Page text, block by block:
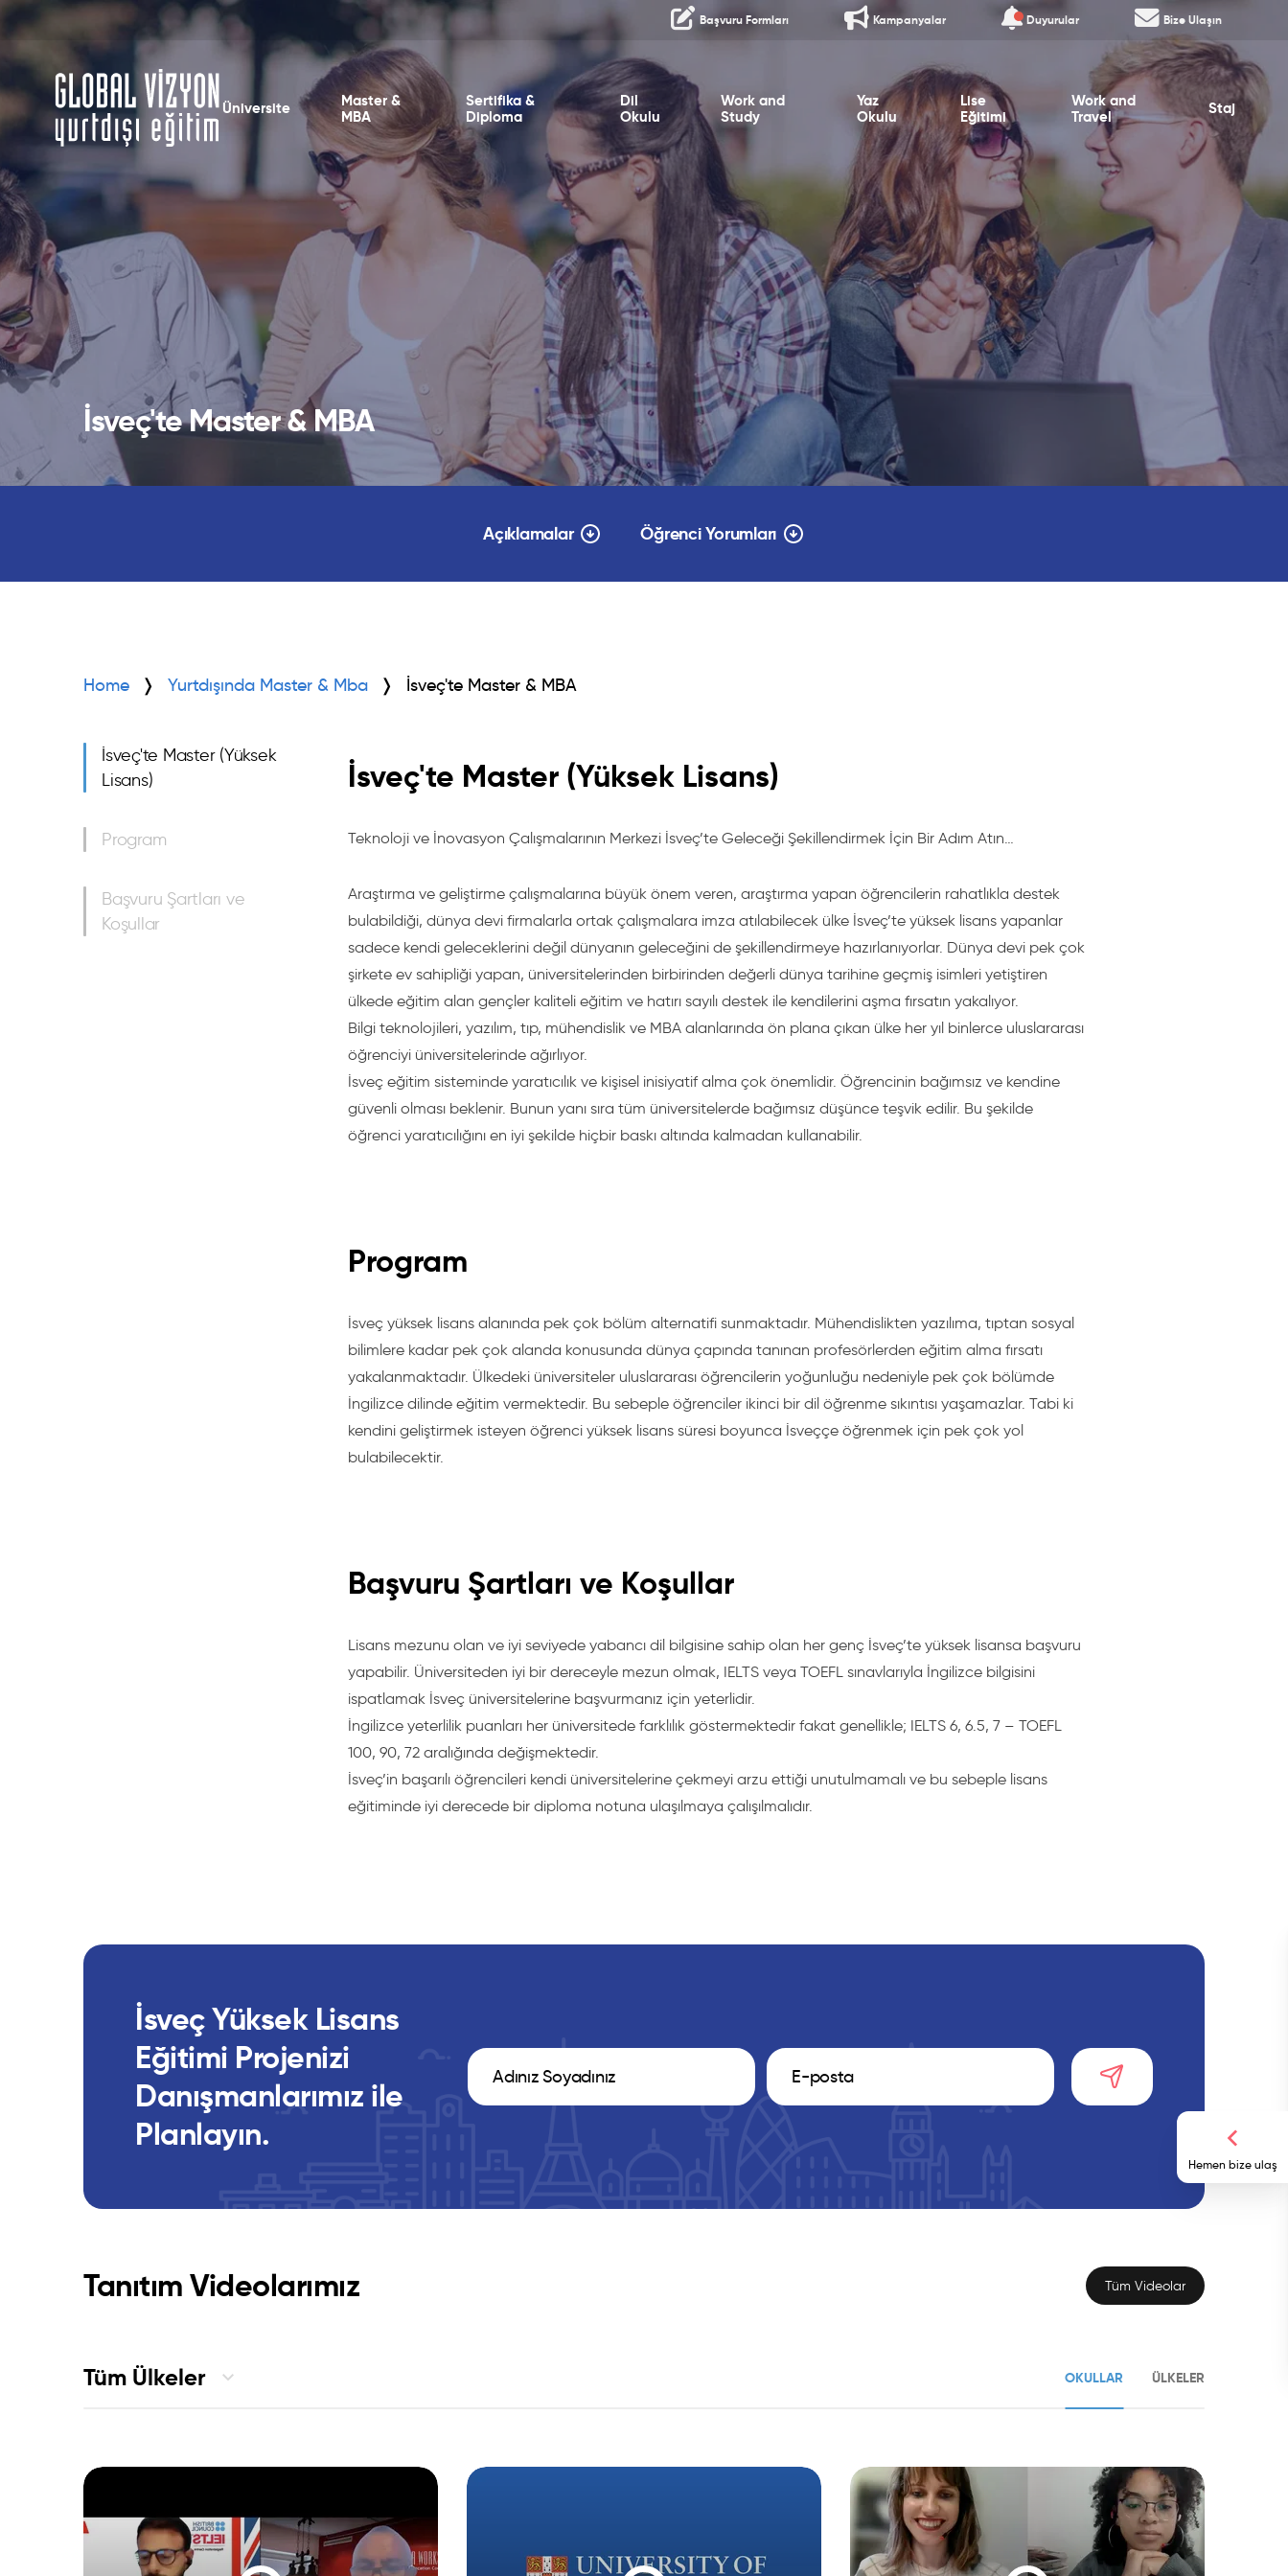
Bize Ulaşın
Duyurular
Kampanyalar
Başvuru Formları
Üniversite
Master &
MBA
Sertifika &
Diploma
Dil
Okulu
Work and
Study
Yaz
Okulu
Lise
Eğitimi
Work and
Travel
Staj
Hemen bize ulaş
İsveç'te Master & MBA
Açıklamalar Öğrenci Yorumları
Home Yurtdışında Master & Mba İsveç'te Master & MBA
İsveç'te Master (Yüksek
Lisans)
Program
Başvuru Şartları ve
Koşullar
İsveç'te Master (Yüksek Lisans)
Teknoloji ve İnovasyon Çalışmalarının Merkezi İsveç’te Geleceği Şekillendirmek İçin Bir Adım Atın…
Araştırma ve geliştirme çalışmalarına büyük önem veren, araştırma yapan öğrencilerin rahatlıkla destek
bulabildiği, dünya devi firmalarla ortak çalışmalara imza atılabilecek ülke İsveç’te yüksek lisans yapanlar
sadece kendi geleceklerini değil dünyanın geleceğini de şekillendirmeye hazırlanıyorlar. Dünya devi pek çok
şirkete ev sahipliği yapan, üniversitelerinden birbirinden değerli dünya tarihine geçmiş isimleri yetiştiren
ülkede eğitim alan gençler kaliteli eğitim ve hatırı sayılı destek ile kendilerini aşma fırsatın yakalıyor.
Bilgi teknolojileri, yazılım, tıp, mühendislik ve MBA alanlarında ön plana çıkan ülke her yıl binlerce uluslararası
öğrenciyi üniversitelerinde ağırlıyor.
İsveç eğitim sisteminde yaratıcılık ve kişisel inisiyatif alma çok önemlidir. Öğrencinin bağımsız ve kendine
güvenli olması beklenir. Bunun yanı sıra tüm üniversitelerde bağımsız düşünce teşvik edilir. Bu şekilde
öğrenci yaratıcılığını en iyi şekilde hiçbir baskı altında kalmadan kullanabilir.
Program
İsveç yüksek lisans alanında pek çok bölüm alternatifi sunmaktadır. Mühendislikten yazılıma, tıptan sosyal
bilimlere kadar pek çok alanda konusunda dünya çapında tanınan profesörlerden eğitim alma fırsatı
yakalanmaktadır. Ülkedeki üniversiteler uluslararası öğrencilerin yoğunluğu nedeniyle pek çok bölümde
İngilizce dilinde eğitim vermektedir. Bu sebeple öğrenciler ikinci bir dil öğrenme sıkıntısı yaşamazlar. Tabi ki
kendini geliştirmek isteyen öğrenci yüksek lisans süresi boyunca İsveççe öğrenmek için pek çok yol
bulabilecektir.
Başvuru Şartları ve Koşullar
Lisans mezunu olan ve iyi seviyede yabancı dil bilgisine sahip olan her genç İsveç’te yüksek lisansa başvuru
yapabilir. Üniversiteden iyi bir dereceyle mezun olmak, IELTS veya TOEFL sınavlarıyla İngilizce bilgisini
ispatlamak İsveç üniversitelerine başvurmanız için yeterlidir.
İngilizce yeterlilik puanları her üniversitede farklılık göstermektedir fakat genellikle; IELTS 6, 6.5, 7 – TOEFL
100, 90, 72 aralığında değişmektedir.
İsveç’in başarılı öğrencileri kendi üniversitelerine çekmeyi arzu ettiği unutulmamalı ve bu sebeple lisans
eğitiminde iyi derecede bir diploma notuna ulaşılmaya çalışılmalıdır.
İsveç Yüksek Lisans
Eğitimi Projenizi
Danışmanlarımız ile
Planlayın.
Tanıtım Videolarımız Tüm Videolar
Tüm Ülkeler OKULLAR ÜLKELER